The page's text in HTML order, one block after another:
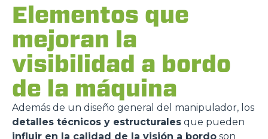
Elementos que
mejoran la
visibilidad a bordo
de la máquina
Además de un diseño general del manipulador, los
detalles técnicos y estructurales que pueden
influir en la calidad de la visión a bordo son